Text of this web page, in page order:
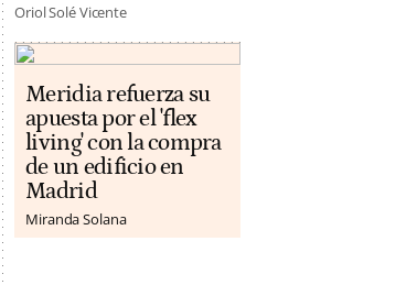
Oriol Solé Vicente
Meridia refuerza su
apuesta por el 'flex
living' con la compra
de un edificio en
Madrid
Miranda Solana